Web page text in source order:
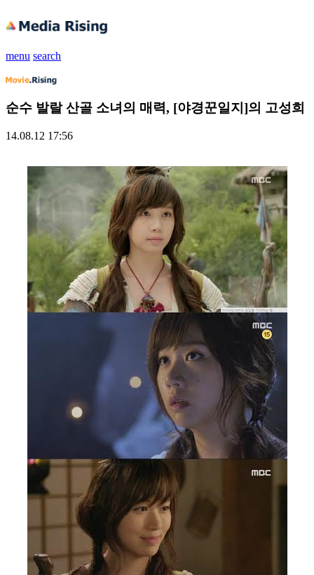
menu search
순수 발랄 산골 소녀의 매력, [야경꾼일지]의 고성희
14.08.12 17:56